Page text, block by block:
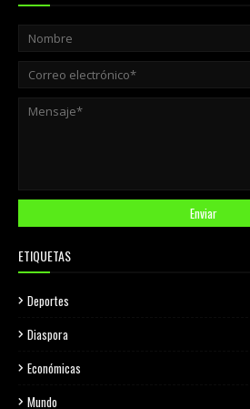
ETIQUETAS
Deportes
Diaspora
Económicas
Mundo